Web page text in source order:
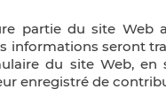
partie du site Web
informations seront
du site Web,
enregistré de